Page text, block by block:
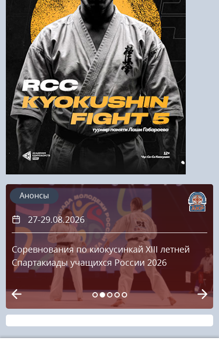
Войти
Напомнить пароль
Регистрация
27-29.08.2026
Соревнования по киокусинкай XIII летней
Спартакиады учащихся России 2026
Анонсы